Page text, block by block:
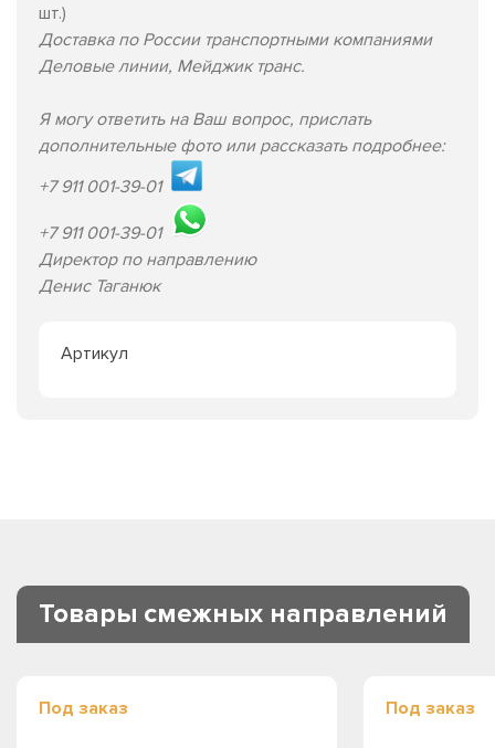
шт.)
Доставка по России транспортными компаниями
Деловые линии, Мейджик транс.
Я могу ответить на Ваш вопрос, прислать
дополнительные фото или рассказать подробнее:
+7 911 001-39-01
+7 911 001-39-01
Директор по направлению
Денис Таганюк
Артикул
Товары смежных направлений
Под заказ Под заказ